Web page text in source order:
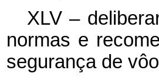
XLV –
normas e
segurança de